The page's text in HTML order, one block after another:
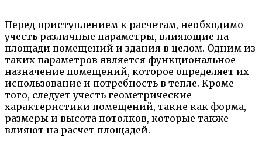
Перед приступлением к расчетам, необходимо
учесть различные параметры, влияющие на
площади помещений и здания в целом. Одним из
таких параметров является функциональное
назначение помещений, которое определяет их
использование и потребность в тепле. Кроме
того, следует учесть геометрические
характеристики помещений, такие как форма,
размеры и высота потолков, которые также
влияют на расчет площадей.